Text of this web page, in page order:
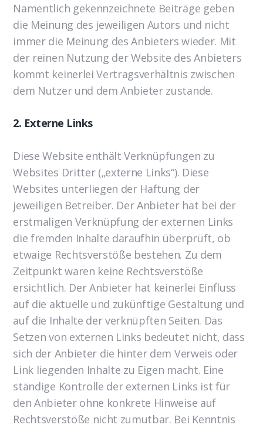
Namentlich gekennzeichnete Beiträge geben
die Meinung des jeweiligen Autors und nicht
immer die Meinung des Anbieters wieder. Mit
der reinen Nutzung der Website des Anbieters
kommt keinerlei Vertragsverhältnis zwischen
dem Nutzer und dem Anbieter zustande.
2. Externe Links
Diese Website enthält Verknüpfungen zu
Websites Dritter („externe Links“). Diese
Websites unterliegen der Haftung der
jeweiligen Betreiber. Der Anbieter hat bei der
erstmaligen Verknüpfung der externen Links
die fremden Inhalte daraufhin überprüft, ob
etwaige Rechtsverstöße bestehen. Zu dem
Zeitpunkt waren keine Rechtsverstöße
ersichtlich. Der Anbieter hat keinerlei Einfluss
auf die aktuelle und zukünftige Gestaltung und
auf die Inhalte der verknüpften Seiten. Das
Setzen von externen Links bedeutet nicht, dass
sich der Anbieter die hinter dem Verweis oder
Link liegenden Inhalte zu Eigen macht. Eine
ständige Kontrolle der externen Links ist für
den Anbieter ohne konkrete Hinweise auf
Rechtsverstöße nicht zumutbar. Bei Kenntnis